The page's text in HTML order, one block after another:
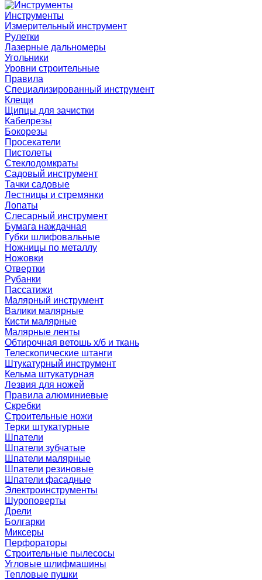
Инструменты
Измерительный инструмент
Рулетки
Лазерные дальномеры
Угольники
Уровни строительные
Правила
Специализированный инструмент
Клещи
Щипцы для зачистки
Кабелрезы
Бокорезы
Просекатели
Пистолеты
Стеклодомкраты
Садовый инструмент
Тачки садовые
Лестницы и стремянки
Лопаты
Слесарный инструмент
Бумага наждачная
Губки шлифовальные
Ножницы по металлу
Ножовки
Отвертки
Рубанки
Пассатижи
Малярный инструмент
Валики малярные
Кисти малярные
Малярные ленты
Обтирочная ветошь х/б и ткань
Телескопические штанги
Штукатурный инструмент
Кельма штукатурная
Лезвия для ножей
Правила алюминиевые
Скребки
Строительные ножи
Терки штукатурные
Шпатели
Шпатели зубчатые
Шпатели малярные
Шпатели резиновые
Шпатели фасадные
Электроинструменты
Шуроповерты
Дрели
Болгарки
Миксеры
Перфораторы
Строительные пылесосы
Угловые шлифмашины
Тепловые пушки